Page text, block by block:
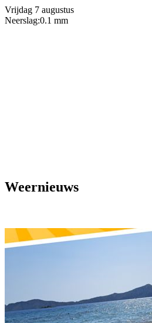
Vrijdag 7 augustus
Neerslag:0.1 mm
Weernieuws